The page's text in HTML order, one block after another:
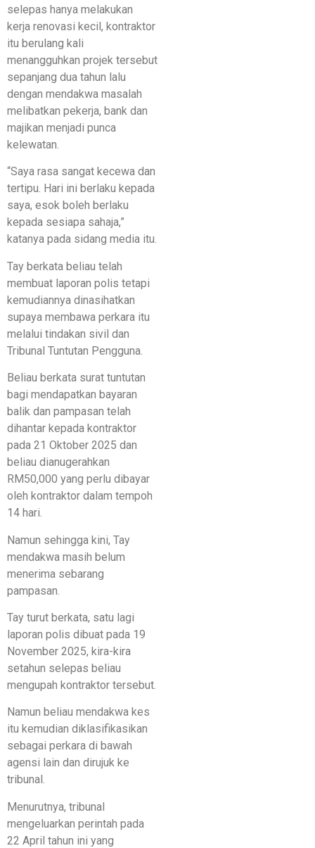
selepas hanya melakukan
kerja renovasi kecil, kontraktor
itu berulang kali
menangguhkan projek tersebut
sepanjang dua tahun lalu
dengan mendakwa masalah
melibatkan pekerja, bank dan
majikan menjadi punca
kelewatan.
“Saya rasa sangat kecewa dan
tertipu. Hari ini berlaku kepada
saya, esok boleh berlaku
kepada sesiapa sahaja,”
katanya pada sidang media itu.
Tay berkata beliau telah
membuat laporan polis tetapi
kemudiannya dinasihatkan
supaya membawa perkara itu
melalui tindakan sivil dan
Tribunal Tuntutan Pengguna.
Beliau berkata surat tuntutan
bagi mendapatkan bayaran
balik dan pampasan telah
dihantar kepada kontraktor
pada 21 Oktober 2025 dan
beliau dianugerahkan
RM50,000 yang perlu dibayar
oleh kontraktor dalam tempoh
14 hari.
Namun sehingga kini, Tay
mendakwa masih belum
menerima sebarang
pampasan.
Tay turut berkata, satu lagi
laporan polis dibuat pada 19
November 2025, kira-kira
setahun selepas beliau
mengupah kontraktor tersebut.
Namun beliau mendakwa kes
itu kemudian diklasifikasikan
sebagai perkara di bawah
agensi lain dan dirujuk ke
tribunal.
Menurutnya, tribunal
mengeluarkan perintah pada
22 April tahun ini yang